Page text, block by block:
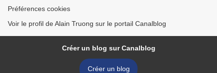
Préférences cookies
Voir le profil de Alain Truong sur le portail Canalblog
Créer un blog sur Canalblog
Créer un blog